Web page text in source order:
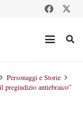
Personaggi e Storie
pregiudizio antiebraico”